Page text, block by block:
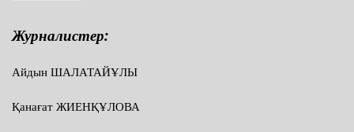
Журналистер:
Айдын ШАЛАТАЙҰЛЫ
Қанағат ЖИЕНҚҰЛОВА